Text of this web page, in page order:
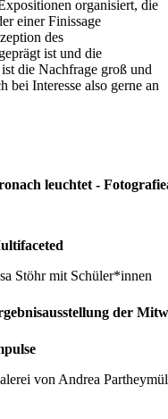
organisiert, die
einer Finissage
des
ist und die
die Nachfrage groß und
bei Interesse also gerne an
leuchtet -
Stöhr mit Schüler*innen
der
von Andrea